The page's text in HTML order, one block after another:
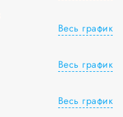
Весь график
Весь график
Весь график